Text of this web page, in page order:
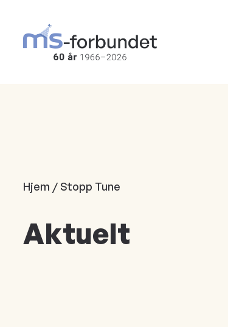
hovedinnhold
Hjem / Stopp Tune
Aktuelt